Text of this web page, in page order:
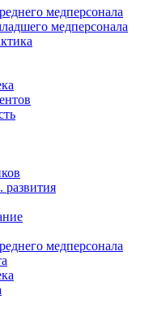
медперсонала
медперсонала
медперсонала